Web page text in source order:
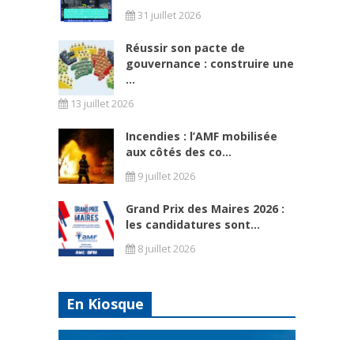
31 juillet 2026
Réussir son pacte de
gouvernance : construire une
...
13 juillet 2026
Incendies : l’AMF mobilisée
aux côtés des co...
9 juillet 2026
Grand Prix des Maires 2026 :
les candidatures sont...
8 juillet 2026
En Kiosque